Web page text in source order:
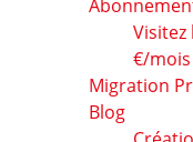
€/mois
Migration
Blog